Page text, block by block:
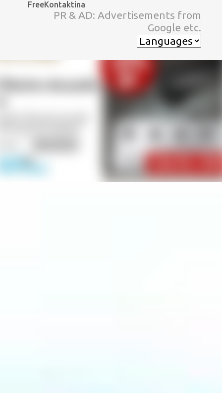
スキップしてメイン コンテンツに移動
FreeKontaktina
PR & AD: Advertisements from
Google etc.